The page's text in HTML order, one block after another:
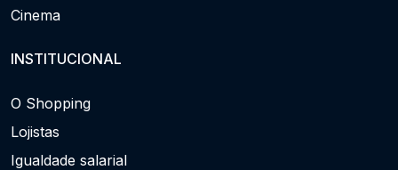
Cinema
INSTITUCIONAL
O Shopping
Lojistas
Igualdade salarial